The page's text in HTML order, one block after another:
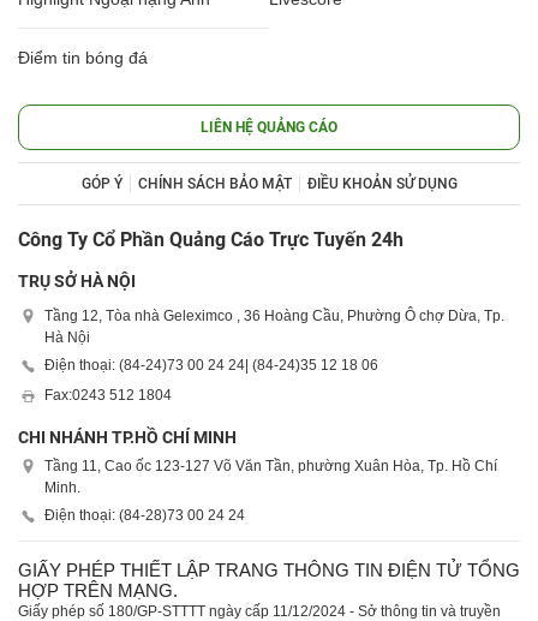
Điểm tin bóng đá
LIÊN HỆ QUẢNG CÁO
GÓP Ý CHÍNH SÁCH BẢO MẬT ĐIỀU KHOẢN SỬ DỤNG
Công Ty Cổ Phần Quảng Cáo Trực Tuyến 24h
TRỤ SỞ HÀ NỘI
Tầng 12, Tòa nhà Geleximco , 36 Hoàng Cầu, Phường Ô chợ Dừa, Tp.
Hà Nội
Điện thoại: (84-24)73 00 24 24| (84-24)35 12 18 06
Fax:0243 512 1804
CHI NHÁNH TP.HỒ CHÍ MINH
Tầng 11, Cao ốc 123-127 Võ Văn Tần, phường Xuân Hòa, Tp. Hồ Chí
Minh.
Điện thoại: (84-28)73 00 24 24
GIẤY PHÉP THIẾT LẬP TRANG THÔNG TIN ĐIỆN TỬ TỔNG
HỢP TRÊN MẠNG.
Giấy phép số 180/GP-STTTT ngày cấp 11/12/2024 - Sở thông tin và truyền